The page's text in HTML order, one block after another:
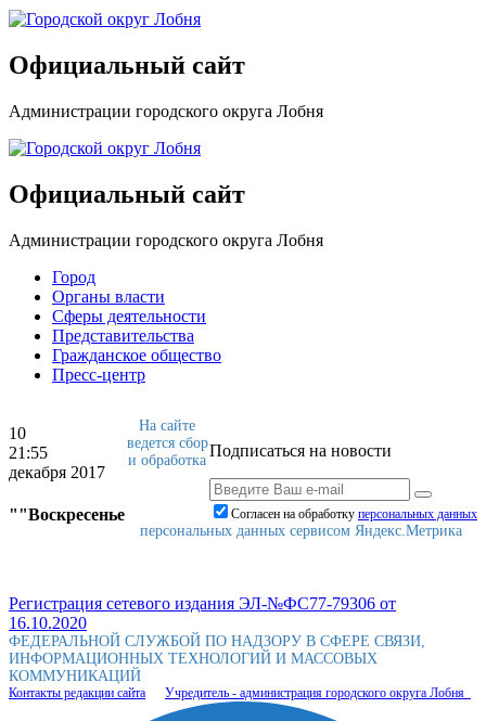
Официальный сайт
Администрации городского округа Лобня
Официальный сайт
Администрации городского округа Лобня
Город
Органы власти
Сферы деятельности
Представительства
Гражданское общество
Пресс-центр
10
21:55
декабря 2017
""Воскресенье
Подписаться на новости
Согласен на обработку персональныx данных
На сайте
ведется сбор
и обработка
персональных данных сервисом Яндекс.Метрика
Регистрация сетевого издания ЭЛ-№ФС77-79306 от
16.10.2020
ФЕДЕРАЛЬНОЙ СЛУЖБОЙ ПО НАДЗОРУ В СФЕРЕ СВЯЗИ,
ИНФОРМАЦИОННЫХ ТЕХНОЛОГИЙ И МАССОВЫХ
КОММУНИКАЦИЙ
Контакты редакции сайта Учредитель - администрация городского округа Лобня